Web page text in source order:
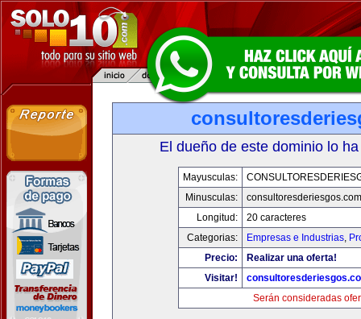
El dueño de este dominio lo
Mayusculas:
Minusculas:
consultoresderiesgos.com
Longitud:
20 caracteres
Categorias:
Empresas e Industrias,
Precio:
Realizar una oferta!
Visitar!
Serán consideradas